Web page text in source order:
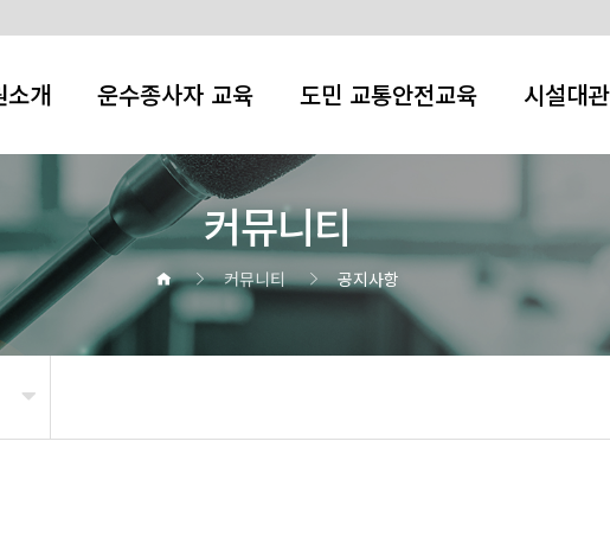
소개 운수종사자 교육 도민 교통안전교육 시설대관
커뮤니티
커뮤니티 공지사항